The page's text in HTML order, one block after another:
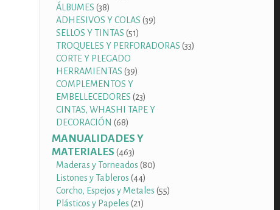
ÁLBUMES 3838
productos
ADHESIVOS Y COLAS 3939
SELLOS Y TINTAS 5151
productos
TROQUELES Y PERFORADORAS 3333
CORTE Y PLEGADO
HERRAMIENTAS 3939
COMPLEMENTOS Y
EMBELLECEDORES 2323
productos
CINTAS, WHASHI TAPE Y
DECORACIÓN 6868
productos
MANUALIDADES Y
MATERIALES 463463
productos
Maderas y Torneados 8080
Listones y Tableros 4444
productos
Corcho, Espejos y Metales 5555
Plásticos y Papeles 2121